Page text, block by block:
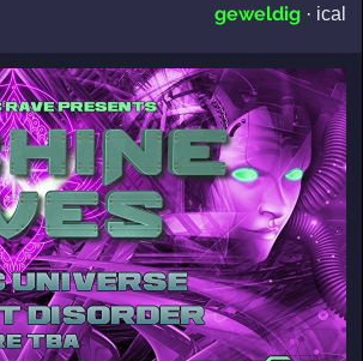
geweldig · ical